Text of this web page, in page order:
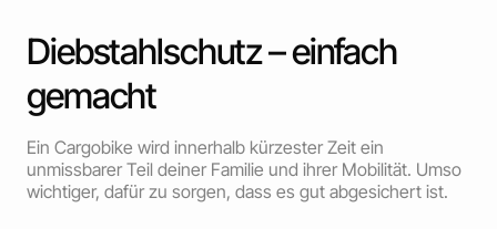
Diebstahlschutz – einfach
gemacht
Ein Cargobike wird innerhalb kürzester Zeit ein
unmissbarer Teil deiner Familie und ihrer Mobilität. Umso
wichtiger, dafür zu sorgen, dass es gut abgesichert ist.